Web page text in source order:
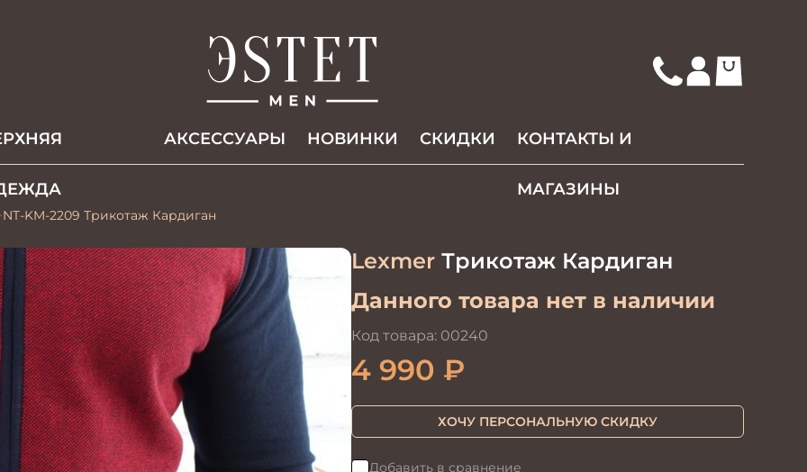
АКCЕССУАРЫ НОВИНКИ СКИДКИ КОНТАКТЫ И
МАГАЗИНЫ
NT-KM-2209 Трикотаж Кардиган
LexmerТрикотаж Кардиган
Данного товара нет в наличии
Код товара: 00240
4 990 ₽
ХОЧУ ПЕРСОНАЛЬНУЮ СКИДКУ
Добавить в сравнение